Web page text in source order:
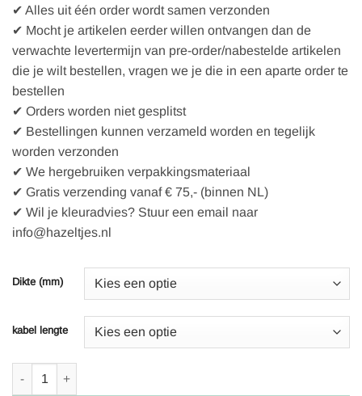
✔ Alles uit één order wordt samen verzonden
✔ Mocht je artikelen eerder willen ontvangen dan de
verwachte levertermijn van pre-order/nabestelde artikelen
die je wilt bestellen, vragen we je die in een aparte order te
bestellen
✔ Orders worden niet gesplitst
✔ Bestellingen kunnen verzameld worden en tegelijk
worden verzonden
✔ We hergebruiken verpakkingsmateriaal
✔ Gratis verzending vanaf € 75,- (binnen NL)
✔ Wil je kleuradvies? Stuur een email naar
info@hazeltjes.nl
Dikte (mm)
kabel lengte